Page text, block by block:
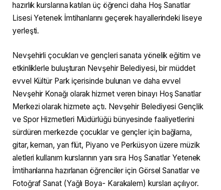
hazırlık kurslarına katılan üç öğrenci daha Hoş Sanatlar
Lisesi Yetenek İmtihanlarını geçerek hayallerindeki liseye
yerleşti.
Nevşehirli çocukları ve gençleri sanata yönelik eğitim ve
etkinliklerle buluşturan Nevşehir Belediyesi, bir müddet
evvel Kültür Park içerisinde bulunan ve daha evvel
Nevşehir Konağı olarak hizmet veren binayı Hoş Sanatlar
Merkezi olarak hizmete açtı. Nevşehir Belediyesi Gençlik
ve Spor Hizmetleri Müdürlüğü bünyesinde faaliyetlerini
sürdüren merkezde çocuklar ve gençler için bağlama,
gitar, keman, yan flüt, Piyano ve Perküsyon üzere müzik
aletleri kullanım kurslarının yanı sıra Hoş Sanatlar Yetenek
İmtihanlarına hazırlanan öğrenciler için Görsel Sanatlar ve
Fotoğraf Sanat (Yağlı Boya- Karakalem) kursları açılıyor.